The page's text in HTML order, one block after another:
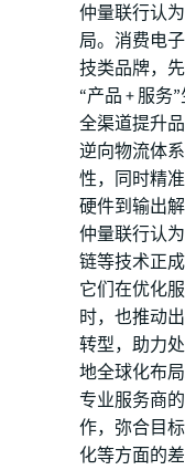
仲量联行认
局。消费电
技类品牌，
“产品 + 服务
全渠道提升
逆向物流体
性，同时精
硬件到输出
仲量联行认
链等技术正
它们在优化
时，也推动
转型，助力
地全球化布
专业服务商
作，弥合目
化等方面的